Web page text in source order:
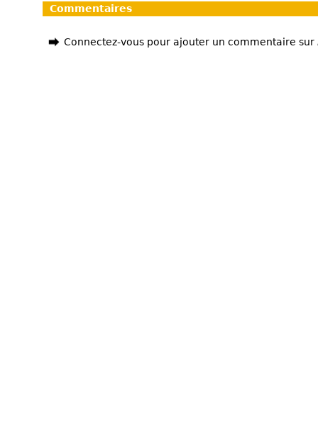
Commentaires
Connectez-vous pour ajouter un commentaire sur